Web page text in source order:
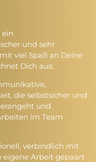
ein
und sehr
viel Spaß an Deine
Dich aus:
die selbstsicher und
und
im Team
verbindlich mit
eigene Arbeit gepaart